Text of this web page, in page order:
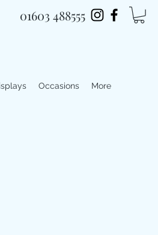
01603 488555
Occasions More